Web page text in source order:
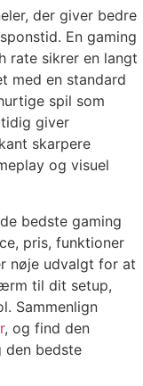
der giver bedre
En gaming
rate sikrer en langt
med en standard
spil som
giver
skarpere
og visuel
bedste gaming
pris, funktioner
nøje udvalgt for at
til dit setup,
Sammenlign
, og find den
bedste